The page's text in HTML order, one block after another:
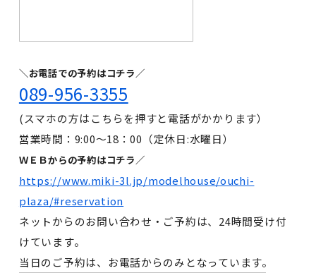
＼お電話での予約はコチラ／
089-956-3355
(スマホの方はこちらを押すと電話がかかります）
営業時間：9:00～18：00（定休日:水曜日）
ＷＥＢからの予約はコチラ／
https://www.miki-3l.jp/modelhouse/ouchi-
plaza/#reservation
ネットからのお問い合わせ・ご予約は、24時間受け付
けています。
当日のご予約は、お電話からのみとなっています。